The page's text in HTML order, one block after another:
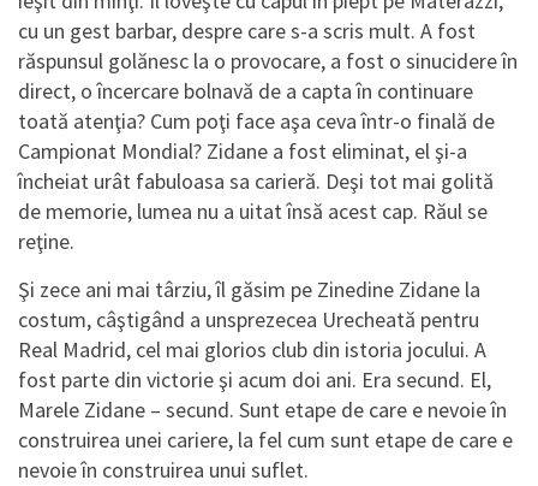
cu un gest barbar, despre care s-a scris mult. A fost
răspunsul golănesc la o provocare, a fost o sinucidere în
direct, o încercare bolnavă de a capta în continuare
toată atenţia? Cum poţi face aşa ceva într-o finală de
Campionat Mondial? Zidane a fost eliminat, el şi-a
încheiat urât fabuloasa sa carieră. Deşi tot mai golită
de memorie, lumea nu a uitat însă acest cap. Răul se
reţine.
Şi zece ani mai târziu, îl găsim pe Zinedine Zidane la
costum, câştigând a unsprezecea Urecheată pentru
Real Madrid, cel mai glorios club din istoria jocului. A
fost parte din victorie şi acum doi ani. Era secund. El,
Marele Zidane – secund. Sunt etape de care e nevoie în
construirea unei cariere, la fel cum sunt etape de care e
nevoie în construirea unui suflet.